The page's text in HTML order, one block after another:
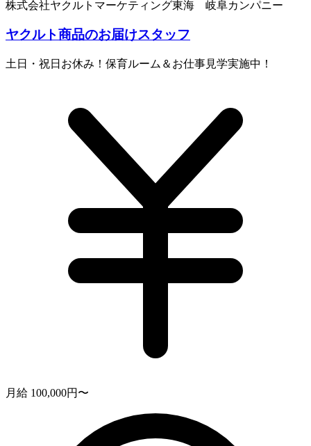
株式会社ヤクルトマーケティング東海 岐阜カンパニー
ヤクルト商品のお届けスタッフ
土日・祝日お休み！保育ルーム＆お仕事見学実施中！
月給 100,000円〜